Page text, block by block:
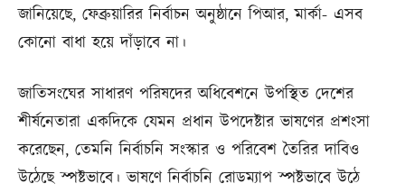
জানিয়েছে, ফেব্রুয়ারির নির্বাচন অনুষ্ঠানে পিআর, মার্কা- এসব
কোনো বাধা হয়ে দাঁড়াবে না।
জাতিসংঘের সাধারণ পরিষদের অধিবেশনে উপস্থিত দেশের
শীর্ষনেতারা একদিকে যেমন প্রধান উপদেষ্টার ভাষণের প্রশংসা
করেছেন, তেমনি নির্বাচনি সংস্কার ও পরিবেশ তৈরির দাবিও
উঠেছে স্পষ্টভাবে। ভাষণে নির্বাচনি রোডম্যাপ স্পষ্টভাবে উঠে